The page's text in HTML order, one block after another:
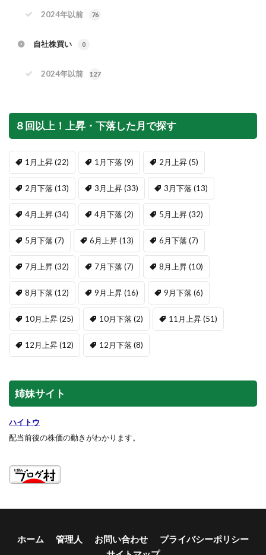
2024年以前 76
自社株買い 0
2024年以前 127
８回以上！上昇・下落した月で探す
1月上昇(22) 1月下落 (9) 2月上昇(5)
2月下落 (13) 3月上昇(33) 3月下落 (13)
4月上昇(34) 4月下落 (2) 5月上昇(32)
5月下落 (7) 6月上昇(13) 6月下落 (7)
7月上昇(32) 7月下落 (7) 8月上昇(10)
8月下落 (12) 9月上昇(16) 9月下落 (6)
10月上昇(25) 10月下落 (2) 11月上昇(51)
12月上昇(12) 12月下落 (8)
姉妹サイト
ハイトウ
配当前後の株価の動きがわかります。
ホーム 管理人 お問い合わせ
プライバシーポリシー